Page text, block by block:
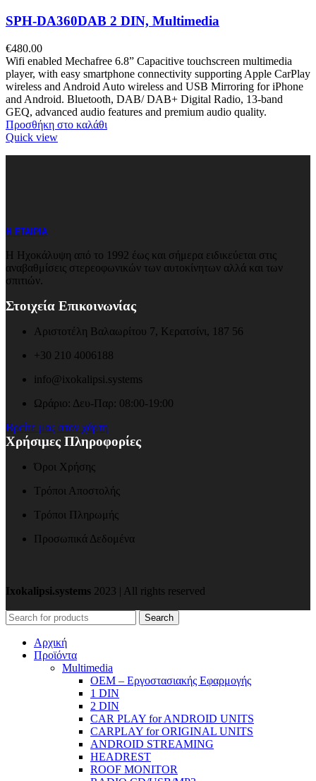
SPH-DA360DAB 2 DIN, Multimedia
€480.00
Wifi enabled Mechafree 6.8” Capacitive touchscreen multimedia
player, with easy smartphone connectivity supporting Apple CarPlay
wireless and Android Auto wireless and USB Mirroring for iPhone
and Android. Bluetooth, DAB/ DAB+ Digital Radio, 13-band
GEQ, advanced audio features and premium audio quality.
Προσθήκη στο καλάθι
Quick view
Η ΕΤΑΙΡΙΑ
Η Ηχοκάλυψη από το 1992 έως και σήμερα ειδικεύεται στις
αναβαθμίσεις στερεοφωνικών των αυτοκίνητων αλλά και των
σπιτιών.
Στοιχεία Επικοινωνίας
Αριστοτέλη Βαλαωρίτου 7, Κερατσίνι, 187 56
+30 210 4006188
info@ixokalipsi.systems
Ωράριο: Δευ-Παρ: 08:00-19:00
Βρείτε μας στον χάρτη
Χρήσιμες Πληροφορίες
Όροι Χρήσης
Τρόποι Αποστολής
Τρόποι Πληρωμής
Προσωπικά Δεδομένα
Ixokalipsi.systems 2023 | All rights reserved
Search
Αρχική
Προϊόντα
Μultimedia
OEM – Εργοστασιακής Εφαρμογής
1 DIN
2 DIN
CAR PLAY for ANDROID UNITS
CARPLAY for ORIGINAL UNITS
ANDROID STREAMING
HEADREST
ROOF MONITOR